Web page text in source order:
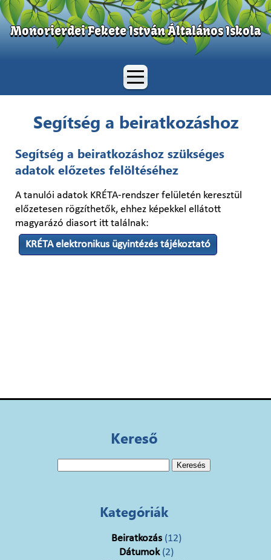
Monorierdei Fekete István Általános Iskola
Segítség a beiratkozáshoz
Segítség a beiratkozáshoz szükséges
adatok előzetes felöltéséhez
A tanulói adatok KRÉTA-rendszer felületén keresztül
előzetesen rögzíthetők, ehhez képekkel ellátott
magyarázó diasort itt találnak:
KRÉTA elektronikus ügyintézés tájékoztató
Kereső
Kategóriák
Beiratkozás(12)
Dátumok(2)